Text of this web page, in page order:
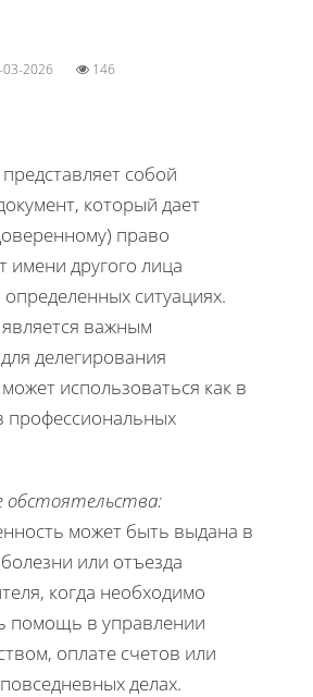
03-2026 146
собой
который дает
право
имени другого лица
ситуациях.
важным
делегирования
использоваться как в
профессиональных
обстоятельства:
может быть выдана в
или отъезда
когда необходимо
помощь в управлении
оплате счетов или
делах.